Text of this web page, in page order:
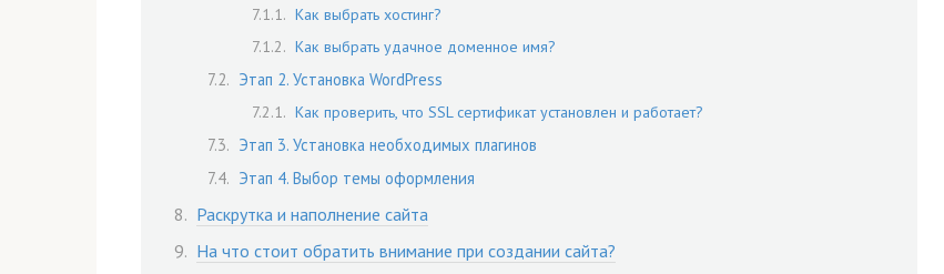
Как выбрать хостинг?
Как выбрать удачное доменное имя?
Этап 2. Установка WordPress
Как проверить, что SSL сертификат установлен и работает?
Этап 3. Установка необходимых плагинов
Этап 4. Выбор темы оформления
Раскрутка и наполнение сайта
На что стоит обратить внимание при создании сайта?